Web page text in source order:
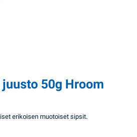
50g Hroom
erikoisen muotoiset sipsit.